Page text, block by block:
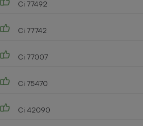
Ci 77492
Ci 77742
Ci 77007
Ci 75470
Ci 42090